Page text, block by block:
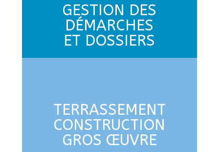
GESTION DES
DÉMARCHES
ET DOSSIERS
TERRASSEMENT
CONSTRUCTION
GROS ŒUVRE